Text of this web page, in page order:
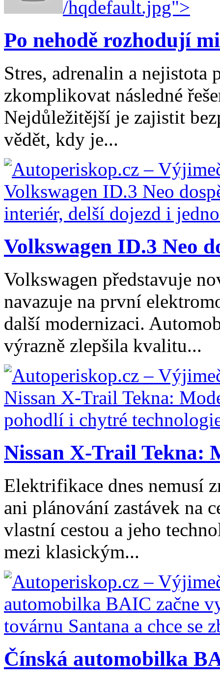
/hqdefault.jpg">
Po nehodě rozhodují
Stres, adrenalin a nejistota
zkomplikovat následné
Nejdůležitější je zajistit
vědět, kdy je...
Volkswagen ID.3 Neo
Volkswagen představuje
navazuje na první
další modernizaci.
výrazně zlepšila kvalitu...
Nissan X-Trail Tekna:
Elektrifikace dnes nemusí
ani plánování zastávek na
vlastní cestou a jeho
mezi klasickým...
Čínská automobilka